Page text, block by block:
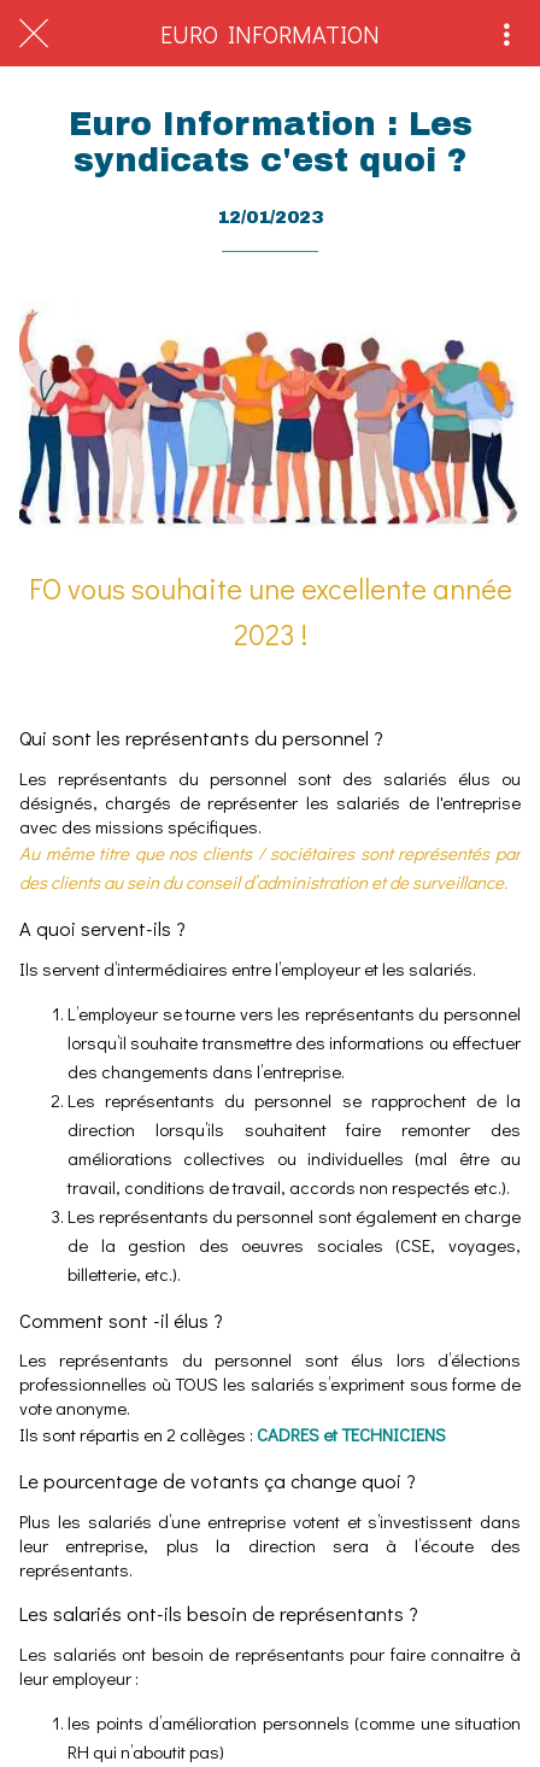
EURO INFORMATION
Euro Information : Les
syndicats c'est quoi ?
12/01/2023
FO vous souhaite une excellente année
2023 !
Qui sont les représentants du personnel ?
Les représentants du personnel sont des salariés élus ou
désignés, chargés de représenter les salariés de l'entreprise
avec des missions spécifiques.
Au même titre que nos clients / sociétaires sont représentés par
des clients au sein du conseil d’administration et de surveillance.
A quoi servent-ils ?
Ils servent d’intermédiaires entre l’employeur et les salariés.
L’employeur se tourne vers les représentants du personnel
lorsqu’il souhaite transmettre des informations ou effectuer
des changements dans l’entreprise.
Les représentants du personnel se rapprochent de la
direction lorsqu’ils souhaitent faire remonter des
améliorations collectives ou individuelles (mal être au
travail, conditions de travail, accords non respectés etc.).
Les représentants du personnel sont également en charge
de la gestion des oeuvres sociales (CSE, voyages,
billetterie, etc.).
Comment sont -il élus ?
Les représentants du personnel sont élus lors d’élections
professionnelles où TOUS les salariés s’expriment sous forme de
vote anonyme.
Ils sont répartis en 2 collèges : CADRES et TECHNICIENS
Le pourcentage de votants ça change quoi ?
Plus les salariés d’une entreprise votent et s’investissent dans
leur entreprise, plus la direction sera à l’écoute des
représentants.
Les salariés ont-ils besoin de représentants ?
Les salariés ont besoin de représentants pour faire connaitre à
leur employeur :
les points d’amélioration personnels (comme une situation
RH qui n’aboutit pas)